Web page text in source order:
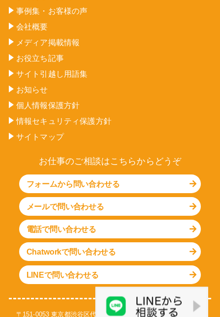
事例集・お客様の声
会社概要
メディア掲載情報
お役立ち記事
サイト引越し用語集
お知らせ
個人情報保護方針
情報セキュリティ保護方針
サイトマップ
お仕事のご相談はこちらからどうぞ
フォームから問い合わせる
メールで問い合わせる
電話で問い合わせる
Chatworkで問い合わせる
LINEで問い合わせる
〒151-0053 東京都渋谷区代々木1-30-15 天翔代々木ビル S-301号